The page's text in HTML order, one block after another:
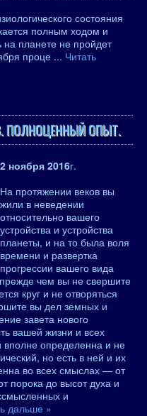
состояния
полным ходом и
на планете не пройдет
проце ... Читать
ПОЛНОЦЕННЫЙ ОПЫТ.
2 ноября 2016г.
На протяжении веков вы
жили в неведении
относительно вашего
устройства и устройства
планеты, и на то была воля
времени и развертка
прогрессии вашего вида
чем вы не свершите
круг и не отворяться
вы дел земных и
завета нового
вашей жизни и всех
определенна и не
но есть в ней и их
во всех смыслах — от
порока до высот духа и
и
дальше »